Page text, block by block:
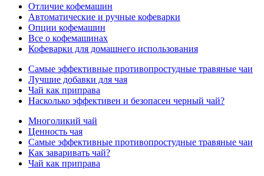
Отличие кофемашин
Автоматические и ручные кофеварки
Опции кофемашин
Все о кофемашинах
Кофеварки для домашнего использования
Самые эффективные противопростудные травяные чаи
Лучшие добавки для чая
Чай как приправа
Насколько эффективен и безопасен черный чай?
Многоликий чай
Ценность чая
Самые эффективные противопростудные травяные чаи
Как заваривать чай?
Чай как приправа